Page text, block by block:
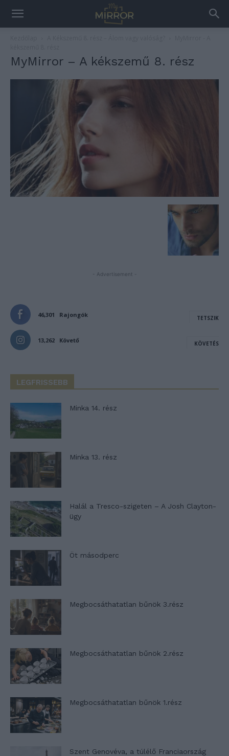
MyMirror – A kékszemű 8. rész
- Advertisement -
46,301 Rajongók TETSZIK
13,262 Követő KÖVETÉS
LEGFRISSEBB
Minka 14. rész
Minka 13. rész
Halál a Tresco-szigeten – A Josh Clayton-
ügy
Öt másodperc
Megbocsáthatatlan bűnök 3.rész
Megbocsáthatatlan bűnök 2.rész
Megbocsáthatatlan bűnök 1.rész
Szent Genovéva, a túlélő Franciaország